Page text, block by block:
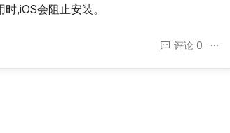
,iOS会阻止安装。
评论 0